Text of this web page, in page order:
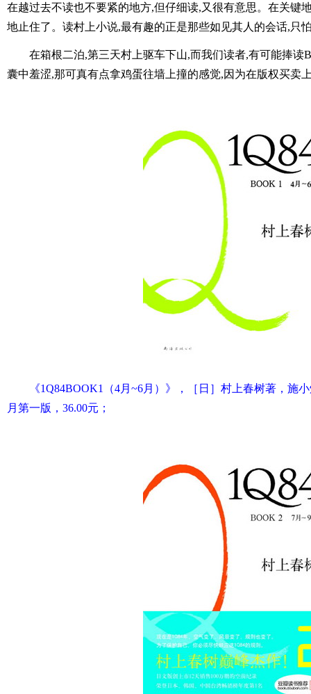
在越过去不读也不要紧的地方,但仔细读,又很有意思。在关键
地止住了。读村上小说,最有趣的正是那些如见其人的会话,只
在箱根二泊,第三天村上驱车下山,而我们读者,有可能捧读
囊中羞涩,那可真有点拿鸡蛋往墙上撞的感觉,因为在版权买卖
《1Q84BOOK1（4月~6月）》，［日］村上春树著，施
月第一版，36.00元；